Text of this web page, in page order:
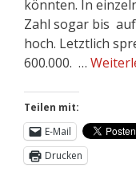
könnten. In
Zahl sogar bis
hoch. Letztlich
600.000. …
Teilen mit:
E-Mail
Drucken